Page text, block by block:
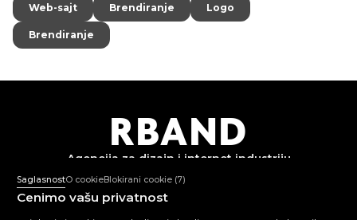
Web-sajt
Web-sajt Brendiranje
Brendiranje Logo
Logo
Brendiranje
Brendiranje
RBAND
Agencija za dizajn i internet industriju
+382 67 362 999
SaglasnostO cookieBlokirani cookie (7)
Cenimo vašu privatnost